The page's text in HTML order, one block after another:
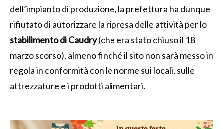
dell’impianto di produzione, la prefettura ha dunque
rifiutato di autorizzare la ripresa delle attività per lo
stabilimento di Caudry(che era stato chiuso il 18
marzo scorso), almeno finché il sito non sarà messo in
regola in conformità con le norme sui locali, sulle
attrezzature e i prodotti alimentari.